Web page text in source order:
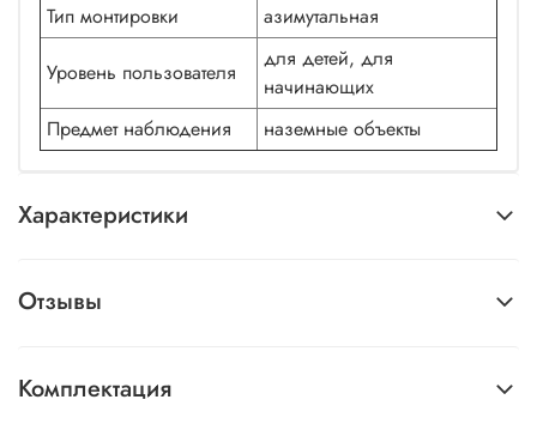
Тип монтировки азимутальная
Уровень пользователя
для детей, для
начинающих
Предмет наблюдения
наземные объекты
Характеристики
Отзывы
Комплектация